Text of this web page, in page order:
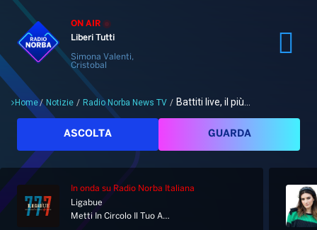
ON AIR
Liberi Tutti
Simona Valenti,
Cristobal
Cerca
Home
Home/ Notizie / Radio Norba News TV / Battiti live, il più...
ASCOLTA GUARDA
In onda su Radio Norba Italiana
Ligabue
Metti In Circolo Il Tuo Amore